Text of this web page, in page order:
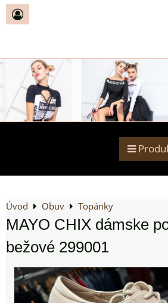
Úvod Obuv Topánky
MAYO CHIX dámske
bežové 299001